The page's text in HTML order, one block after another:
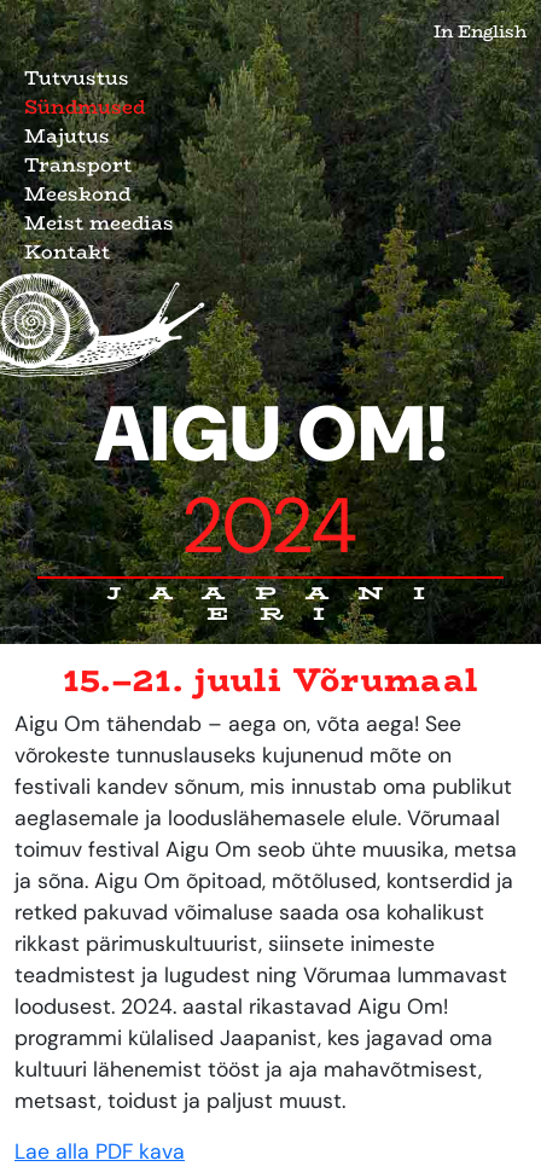
Tutvustus
Sündmused
Majutus
Transport
Meeskond
Meist meedias
Kontakt
In English
AIGU OM!
2024
JAAPANI
ERI
15.–21. juuli Võrumaal
Aigu Om tähendab – aega on, võta aega! See
võrokeste tunnuslauseks kujunenud mõte on
festivali kandev sõnum, mis innustab oma publikut
aeglasemale ja looduslähemasele elule. Võrumaal
toimuv festival Aigu Om seob ühte muusika, metsa
ja sõna. Aigu Om õpitoad, mõtõlused, kontserdid ja
retked pakuvad võimaluse saada osa kohalikust
rikkast pärimuskultuurist, siinsete inimeste
teadmistest ja lugudest ning Võrumaa lummavast
loodusest. 2024. aastal rikastavad Aigu Om!
programmi külalised Jaapanist, kes jagavad oma
kultuuri lähenemist tööst ja aja mahavõtmisest,
metsast, toidust ja paljust muust.
Lae alla PDF kava